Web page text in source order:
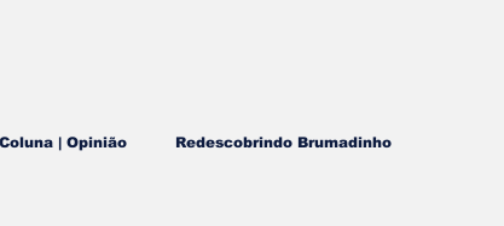
Coluna | Opinião Redescobrindo Brumadinho